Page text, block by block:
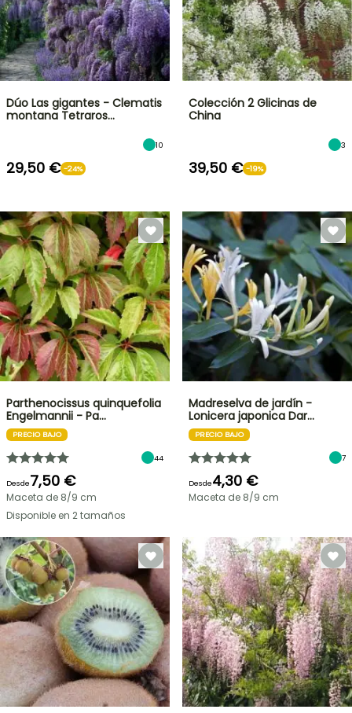
Dúo Las gigantes - Clematis
montana Tetraros…
10
29,50 € -24%
Colección 2 Glicinas de
China
3
39,50 € -19%
Parthenocissus quinquefolia
Engelmannii - Pa…
PRECIO BAJO
44
Desde7,50 €
Maceta de 8/9 cm
Disponible en 2 tamaños
Madreselva de jardín -
Lonicera japonica Dar…
PRECIO BAJO
7
Desde4,30 €
Maceta de 8/9 cm